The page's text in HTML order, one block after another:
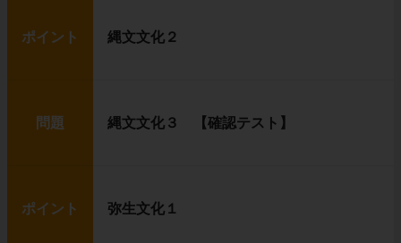
ポイント 縄文文化２
問題 縄文文化３ 【確認テスト】
ポイント 弥生文化１